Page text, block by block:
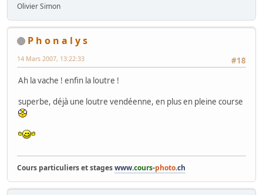
Olivier Simon
P h o n a l y s
#18
14 Mars 2007, 13:22:33
Ah la vache ! enfin la loutre !
superbe, déjà une loutre vendéenne, en plus en pleine course
Cours particuliers et stageswww.cours-photo.ch